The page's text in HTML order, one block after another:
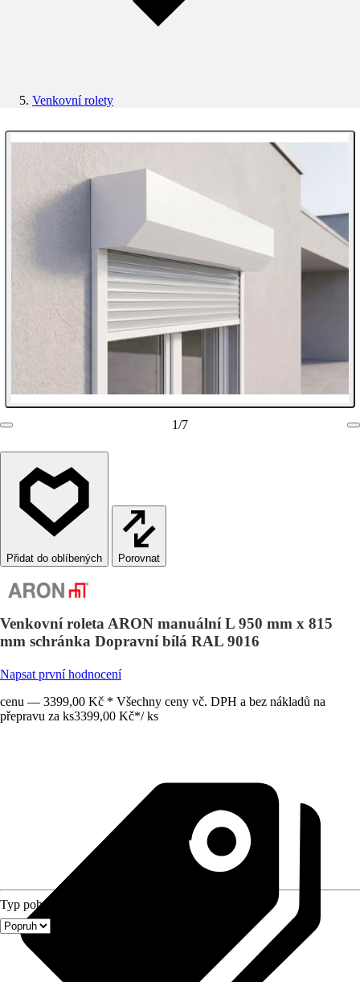
Venkovní rolety
1/7
Porovnat
Venkovní roleta ARON manuální L 950 mm x 815
mm schránka Dopravní bílá RAL 9016
Napsat první hodnocení
cenu — 3399,00 Kč * Všechny ceny vč. DPH a bez nákladů na
přepravu za ks3399,00 Kč*/ ks
Typ pohonu